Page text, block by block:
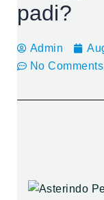
padi?
Admin
No Comments